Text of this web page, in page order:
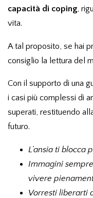
capacità di coping,
vita.
A tal proposito, se hai
consiglio la lettura del
Con il supporto di una
i casi più complessi di
superati, restituendo
futuro.
L’ansia ti blocca
Immagini
vivere
Vorresti liberarti